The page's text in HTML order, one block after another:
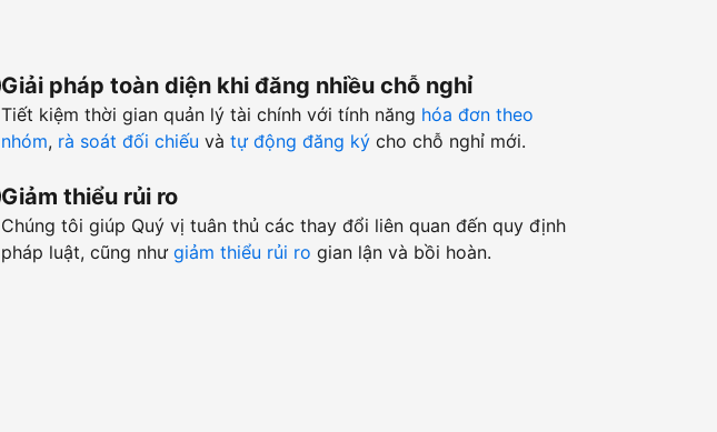
Giải pháp toàn diện khi đăng nhiều chỗ nghỉ
Tiết kiệm thời gian quản lý tài chính với tính năng hóa đơn theo
nhóm, rà soát đối chiếu và tự động đăng ký cho chỗ nghỉ mới.
Giảm thiểu rủi ro
Chúng tôi giúp Quý vị tuân thủ các thay đổi liên quan đến quy định
pháp luật, cũng như giảm thiểu rủi ro gian lận và bồi hoàn.